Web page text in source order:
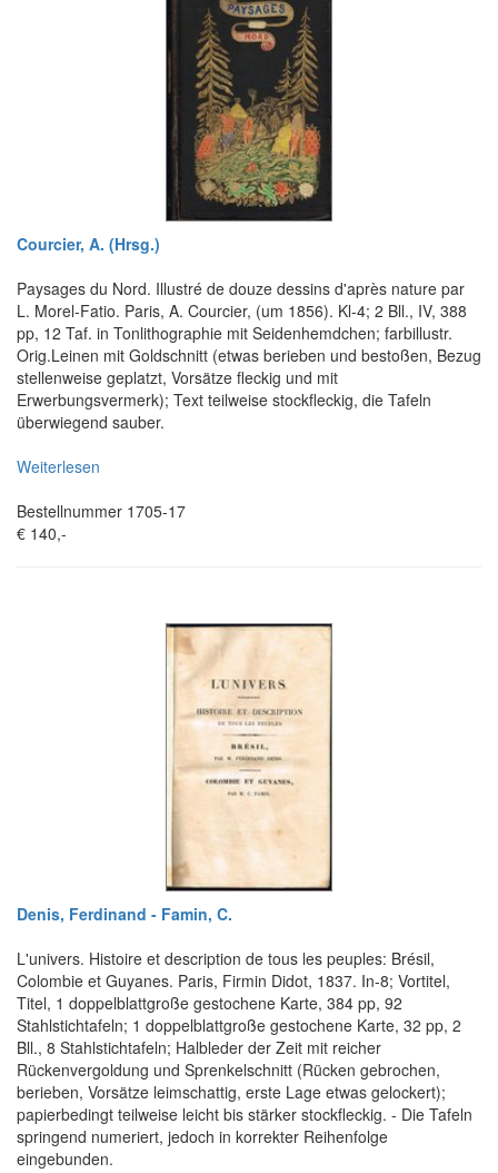
Courcier, A. (Hrsg.)
Paysages du Nord. Illustré de douze dessins d'après nature par
L. Morel-Fatio. Paris, A. Courcier, (um 1856). Kl-4; 2 Bll., IV, 388
pp, 12 Taf. in Tonlithographie mit Seidenhemdchen; farbillustr.
Orig.Leinen mit Goldschnitt (etwas berieben und bestoßen, Bezug
stellenweise geplatzt, Vorsätze fleckig und mit
Erwerbungsvermerk); Text teilweise stockfleckig, die Tafeln
überwiegend sauber.
Weiterlesen
Bestellnummer 1705-17
€ 140,-
Denis, Ferdinand - Famin, C.
L'univers. Histoire et description de tous les peuples: Brésil,
Colombie et Guyanes. Paris, Firmin Didot, 1837. In-8; Vortitel,
Titel, 1 doppelblattgroße gestochene Karte, 384 pp, 92
Stahlstichtafeln; 1 doppelblattgroße gestochene Karte, 32 pp, 2
Bll., 8 Stahlstichtafeln; Halbleder der Zeit mit reicher
Rückenvergoldung und Sprenkelschnitt (Rücken gebrochen,
berieben, Vorsätze leimschattig, erste Lage etwas gelockert);
papierbedingt teilweise leicht bis stärker stockfleckig. - Die Tafeln
springend numeriert, jedoch in korrekter Reihenfolge
eingebunden.